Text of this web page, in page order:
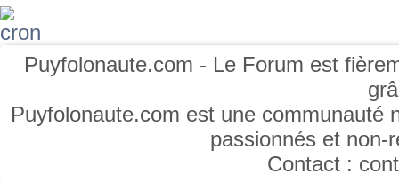
Puyfolonaute.com - Le Forum est
Puyfolonaute.com est une communauté
passionnés et
Contact :